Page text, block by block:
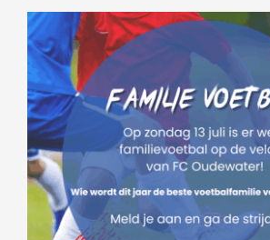
Bekijk
grotere
afbeelding